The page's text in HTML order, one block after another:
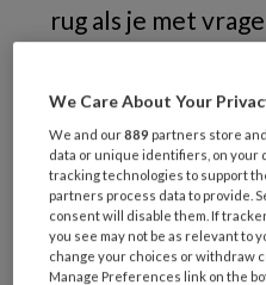
rug als je met
werkt het beleid in
Hoe
We Care About Your
We and our889 partners store
data or unique identifiers, on your
tracking technologies to support
partners process data to provide.
consent will disable them. If
you see may not be as relevant to
change your choices or withdraw
Manage Preferences link on the